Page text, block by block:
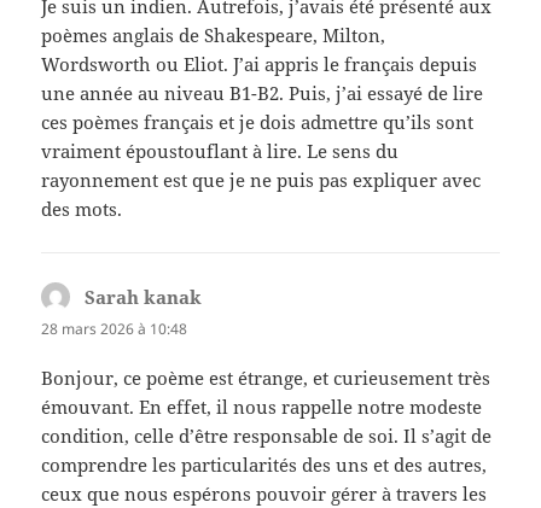
Je suis un indien. Autrefois, j’avais été présenté aux
poèmes anglais de Shakespeare, Milton,
Wordsworth ou Eliot. J’ai appris le français depuis
une année au niveau B1-B2. Puis, j’ai essayé de lire
ces poèmes français et je dois admettre qu’ils sont
vraiment époustouflant à lire. Le sens du
rayonnement est que je ne puis pas expliquer avec
des mots.
Sarah kanak
28 mars 2026 à 10:48
Bonjour, ce poème est étrange, et curieusement très
émouvant. En effet, il nous rappelle notre modeste
condition, celle d’être responsable de soi. Il s’agit de
comprendre les particularités des uns et des autres,
ceux que nous espérons pouvoir gérer à travers les